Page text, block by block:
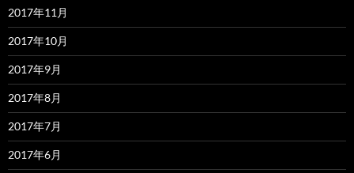
2017年11月
2017年10月
2017年9月
2017年8月
2017年7月
2017年6月